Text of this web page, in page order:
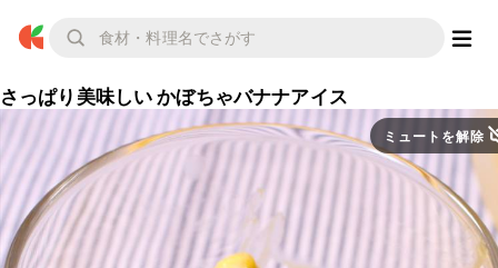
さっぱり美味しい かぼちゃバナナアイス
ミュートを解除